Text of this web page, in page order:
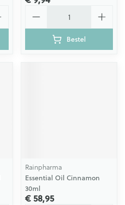
Bestel
Rainpharma
Essential Oil Cinnamon
30ml
€ 58,95